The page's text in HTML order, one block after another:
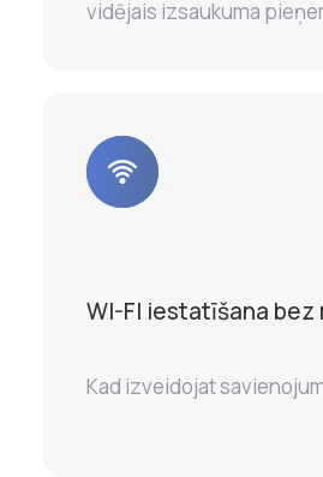
vidējais izsaukuma
WI-FI iestatīšana bez
Kad izveidojat